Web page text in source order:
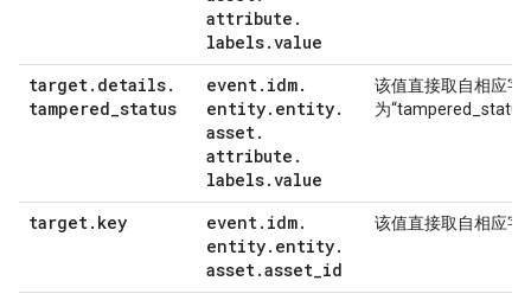
attribute .
labels.value
target. details.
tampered_status
event. idm.
entity. entity.
asset.
attribute .
labels.value
该值直接取自相应字
为
target. key event. idm.
entity. entity.
asset.asset_id
该值直接取自相应字